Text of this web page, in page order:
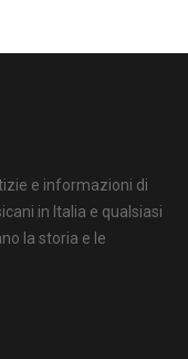
e informazioni di
in Italia e qualsiasi
la storia e le